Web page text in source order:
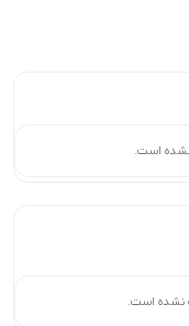
نشده است.
نشده است.